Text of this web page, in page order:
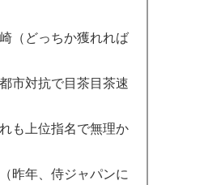
（どっちか獲れれば
市対抗で目茶目茶速
も上位指名で無理か
昨年、侍ジャパンに